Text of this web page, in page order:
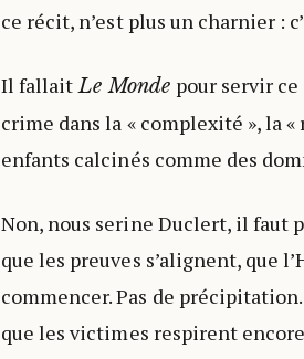
ce récit, n’est plus un charnier :
Il fallaitLe Monde pour servir
crime dans la « complexité », la
enfants calcinés comme des
Non, nous serine Duclert, il faut
que les preuves s’alignent, que
commencer. Pas de
que les victimes respirent